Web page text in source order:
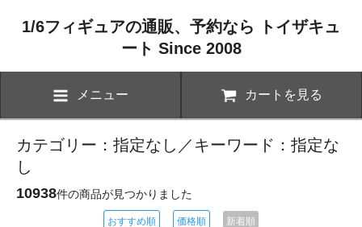
1/6フィギュアの通販、予約なら トイザキュ
ート Since 2008
メニュー カートを見る
カテゴリー：指定なし／キーワード：指定な
し
10938件の商品が見つかりました
おすすめ順 価格順 新着順